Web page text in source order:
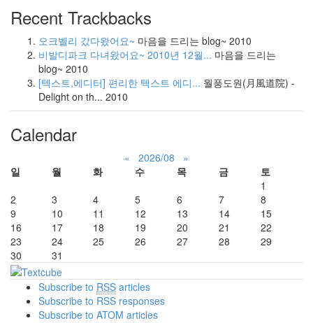
Recent Trackbacks
오크벨리 갔다왔어요~ 마음을 드리는 blog~ 2010
비발디파크 다녀왔어요~ 2010년 12월... 마음을 드리는
blog~ 2010
[텍스트,에디터] 편리한 텍스트 에디... 월풍도원(月風道院) -
Delight on th... 2010
Calendar
« 2026/08
»
일
월 화 수 목 금
토
1
2
3 4 5 6 7
8
9
10 11 12 13 14
15
16
17 18 19 20 21
22
23
24 25 26 27 28
29
30
31
Subscribe to RSS articles
Subscribe to RSS responses
Subscribe to ATOM articles